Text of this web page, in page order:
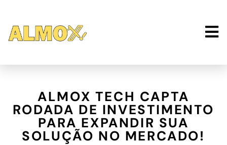
ALMOX TECH CAPTA
RODADA DE INVESTIMENTO
PARA EXPANDIR SUA
SOLUÇÃO NO MERCADO!